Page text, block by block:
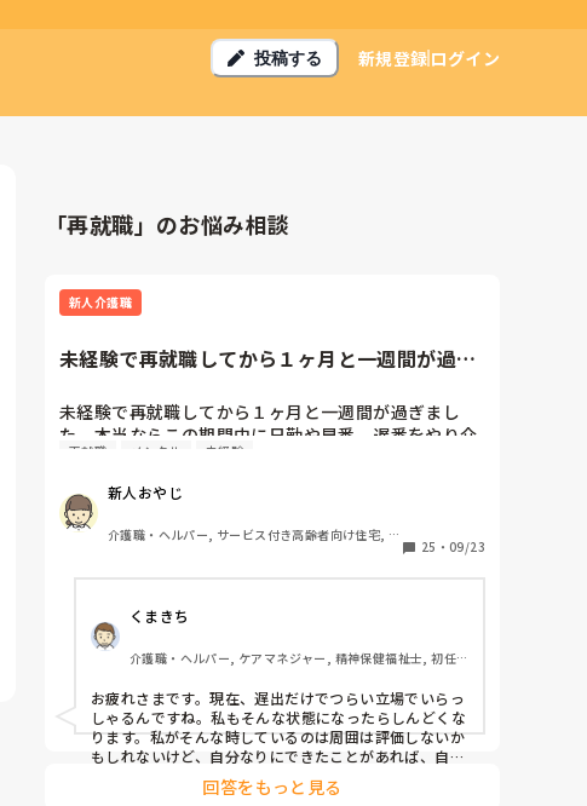
投稿する 新規登録ログイン
「再就職」のお悩み相談
新人介護職
未経験で再就職してから１ヶ月と一週間が過ぎ
未経験で再就職してから１ヶ月と一週間が過ぎまし
た。本当ならこの期間中に日勤や早番、遅番をやり介
護技術やその他の事(食出し、アクリビティ等々)を覚
えなくてはいけないのですが、私の覚えが遅い為か、
未だに遅番一本の固定シフトです。それでも自身がな
く出勤前はため息、ひどい時は朝食も取れない時があ
ります。特に数人の先輩介護士の方からは｢固定シフト
にしているのに｣｢まだそんな事も覚えないの｣｢そんな
いで自信がなくなっている状況です。家族の事、施設
を紹介してくれた方々の事等々を考えるともう少し頑
張らないといけないかと思う反面、自分自身が此のま
まで持つのか等不安いっぱいです。
皆様はメンタル面が崩れた時や技術が中々覚えられな
かった時、その他の事があった場合どのように乗り越
えてきたのですか。
再就職 メンタル 未経験
新人おやじ
介護職・ヘルパー, サービス付き高齢者向け住宅, 初
25 ・ 09/23
くまきち
介護職・ヘルパー, ケアマネジャー, 精神保健福祉士, 初任
祉士
お疲れさまです。現在、遅出だけでつらい立場でいらっ
しゃるんですね。私もそんな状態になったらしんどくな
ります。私がそんな時しているのは周囲は評価しないか
もしれないけど、自分なりにできたことがあれば、自分
を褒めています。そうでなければ、自分までもが敵にな
ってしまうからです。新人おやじさんも自分だけは自分
回答をもっと見る